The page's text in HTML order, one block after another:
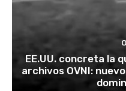
EE.UU. concreta la
archivos OVNI: